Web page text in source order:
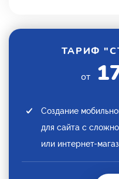
ТАРИФ
от
Создание
для сайта с
или интернет-